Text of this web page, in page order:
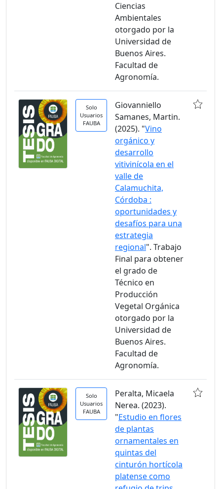
Ciencias
Ambientales
otorgado por la
Universidad de
Buenos Aires.
Facultad de
Agronomía.
Solo
Usuarios
FAUBA
Giovanniello
Samanes, Martin.
(2025). "Vino
orgánico y
desarrollo
vitivinícola en el
valle de
Calamuchita,
Córdoba :
oportunidades y
desafíos para una
estrategia
regional". Trabajo
Final para obtener
el grado de
Técnico en
Producción
Vegetal Orgánica
otorgado por la
Universidad de
Buenos Aires.
Facultad de
Agronomía.
Solo
Usuarios
FAUBA
Peralta, Micaela
Nerea. (2023).
"Estudio en flores
de plantas
ornamentales en
quintas del
cinturón hortícola
platense como